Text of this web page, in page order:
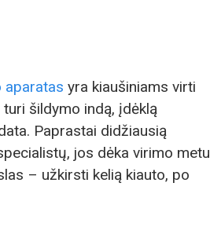
aparatas yra kiaušiniams virti
šildymo indą, įdėklą
Paprastai didžiausią
jos dėka virimo metu
– užkirsti kelią kiauto, po